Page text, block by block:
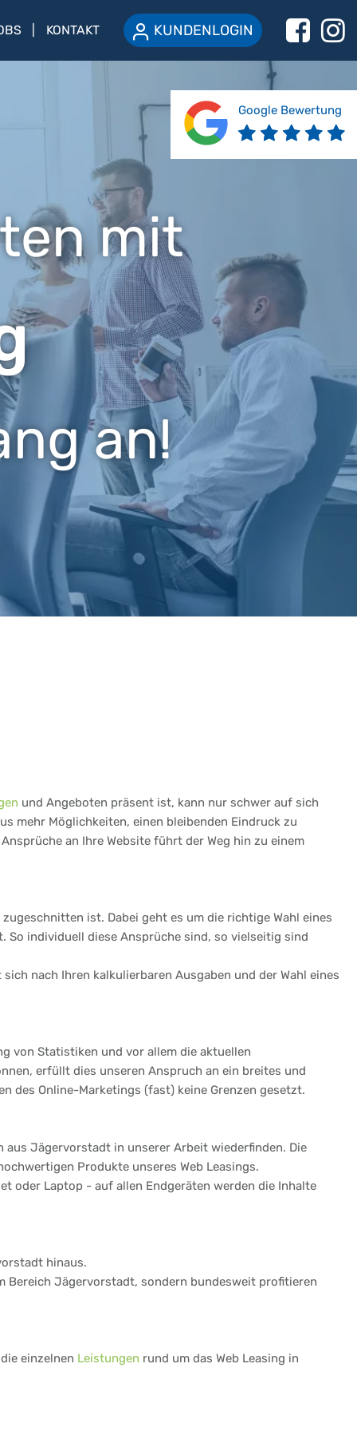
KONTAKT KUNDENLOGIN
mit
an!
und Angeboten präsent ist, kann nur schwer auf sich
mehr Möglichkeiten, einen bleibenden Eindruck zu
an Ihre Website führt der Weg hin zu einem
ist. Dabei geht es um die richtige Wahl eines
individuell diese Ansprüche sind, so vielseitig sind
nach Ihren kalkulierbaren Ausgaben und der Wahl eines
von Statistiken und vor allem die aktuellen
erfüllt dies unseren Anspruch an ein breites und
des Online-Marketings (fast) keine Grenzen gesetzt.
aus Jägervorstadt in unserer Arbeit wiederfinden. Die
Produkte unseres Web Leasings.
oder Laptop - auf allen Endgeräten werden die Inhalte
hinaus.
Bereich Jägervorstadt, sondern bundesweit profitieren
einzelnen Leistungen rund um das Web Leasing in
Google Bewertung